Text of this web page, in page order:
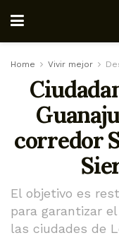
Home Vivir mejor
corredor
El objetivo es
para garantizar
las ciudades de